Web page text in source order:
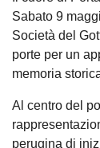
Sabato 9
Società del
porte per un
memoria
Al centro del
perugina di